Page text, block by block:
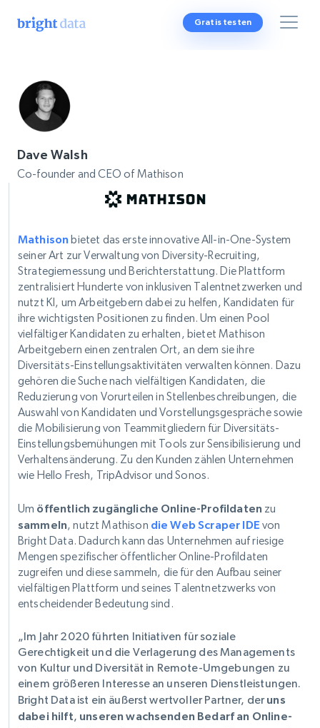
Gratis testen
Dave Walsh
Co-founder and CEO of Mathison
Mathisonbietet das erste innovative All-in-One-System
seiner Art zur Verwaltung von Diversity-Recruiting,
Strategiemessung und Berichterstattung. Die Plattform
zentralisiert Hunderte von inklusiven Talentnetzwerken und
nutzt KI, um Arbeitgebern dabei zu helfen, Kandidaten für
ihre wichtigsten Positionen zu finden. Um einen Pool
vielfältiger Kandidaten zu erhalten, bietet Mathison
Arbeitgebern einen zentralen Ort, an dem sie ihre
Diversitäts-Einstellungsaktivitäten verwalten können. Dazu
gehören die Suche nach vielfältigen Kandidaten, die
Reduzierung von Vorurteilen in Stellenbeschreibungen, die
Auswahl von Kandidaten und Vorstellungsgespräche sowie
die Mobilisierung von Teammitgliedern für Diversitäts-
Einstellungsbemühungen mit Tools zur Sensibilisierung und
Verhaltensänderung. Zu den Kunden zählen Unternehmen
wie Hello Fresh, TripAdvisor und Sonos.
Um öffentlich zugängliche Online-Profildaten zu
sammeln, nutzt Mathison die Web Scraper IDE von
Bright Data. Dadurch kann das Unternehmen auf riesige
Mengen spezifischer öffentlicher Online-Profildaten
zugreifen und diese sammeln, die für den Aufbau seiner
vielfältigen Plattform und seines Talentnetzwerks von
entscheidender Bedeutung sind.
„Im Jahr 2020 führten Initiativen für soziale
Gerechtigkeit und die Verlagerung des Managements
von Kultur und Diversität in Remote-Umgebungen zu
einem größeren Interesse an unseren Dienstleistungen.
Bright Data ist ein äußerst wertvoller Partner, deruns
dabei hilft, unseren wachsenden Bedarf an Online-